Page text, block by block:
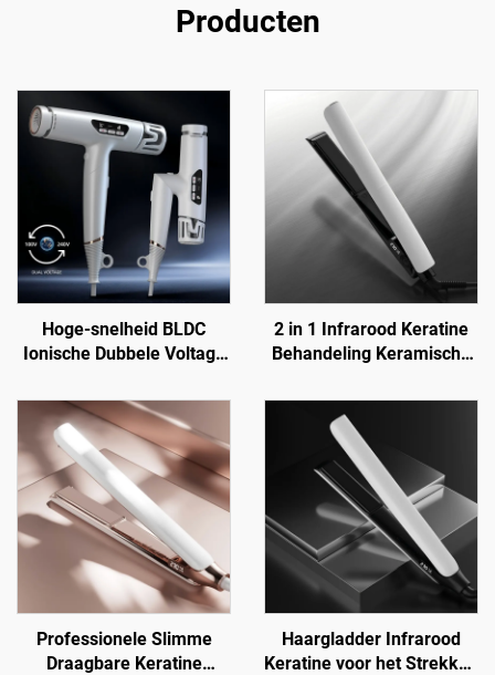
Producten
Hoge-snelheid BLDC
Ionische Dubbele Voltage
2 in 1 Infrarood Keratine
Behandeling Keramische
Professionele Slimme
Draagbare Keratine
Haargladder Infrarood
Keratine voor het Strekken